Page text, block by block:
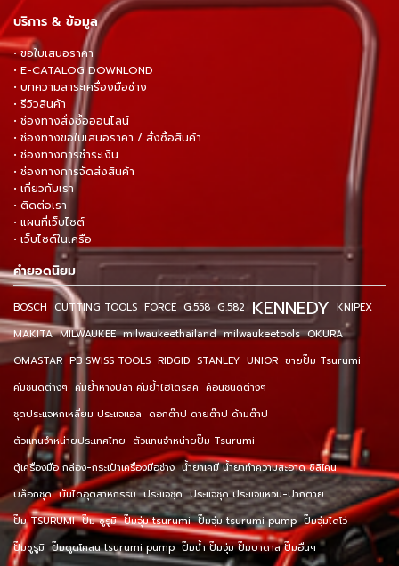
บริการ & ข้อมูล
• ขอใบเสนอราคา
• E-CATALOG DOWNLOND
• บทความสาระเครื่องมือช่าง
• รีวิวสินค้า
• ช่องทางสั่งซื้อออนไลน์
• ช่องทางขอใบเสนอราคา / สั่งซื้อสินค้า
• ช่องทางการชำระเงิน
• ช่องทางการจัดส่งสินค้า
• เกี่ยวกับเรา
• ติดต่อเรา
• แผนที่เว็บไซต์
• เว็บไซต์ในเครือ
คำยอดนิยม
BOSCH CUTTING TOOLS FORCE G.558 G.582 KENNEDY KNIPEX
MAKITA MILWAUKEE milwaukeethailand milwaukeetools OKURA
OMASTAR PB SWISS TOOLS RIDGID STANLEY UNIOR ขายปั๊ม Tsurumi
คีมชนิดต่างๆ คีมย้ำหางปลา คีมย้ำไฮโดรลิค ค้อนชนิดต่างๆ
ชุดประแจหกเหลี่ยม ประแจแอล ดอกต๊าป ดายต๊าป ด้ามต๊าป
ตัวแทนจำหน่ายประเทศไทย ตัวแทนจำหน่ายปั๊ม Tsurumi
ตู้เครื่องมือ กล่อง-กระเป๋าเครื่องมือช่าง น้ำยาเคมี น้ำยาทำความสะอาด ซิลิโคน
บล็อกชุด บันไดอุตสาหกรรม ประแจชุด ประแจชุด ประแจแหวน-ปากตาย
ปั๊ม TSURUMI ปั๊ม ซูรูมิ ปั๊มจุ่ม tsurumi ปั๊มจุ่ม tsurumi pump ปั๊มจุ่มไดโว่
ปั๊มซูรูมิ ปั๊มดูดโคลน tsurumi pump ปั๊มน้ำ ปั๊มจุ่ม ปั๊มบาดาล ปั๊มอื่นๆ